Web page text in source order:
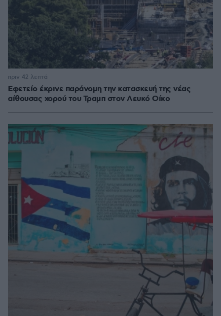
Εφετείο έκρινε παράνομη την κατασκευή της νέας
αίθουσας χορού του Τραμπ στον Λευκό Οίκο
πριν 42 λεπτά